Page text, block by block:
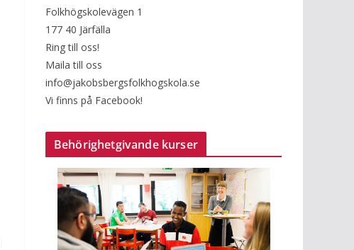
Folkhögskolevägen 1
177 40 Järfälla
Ring till oss!
Maila till oss
info@jakobsbergsfolkhogskola.se
Vi finns på Facebook!
Behörighetgivande kurser